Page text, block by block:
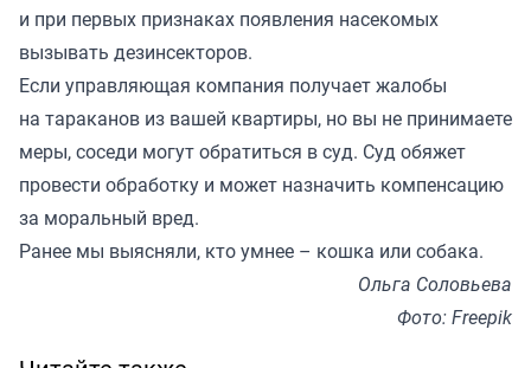
и при первых признаках появления насекомых
вызывать дезинсекторов.
Если управляющая компания получает жалобы
на тараканов из вашей квартиры, но вы не принимаете
меры, соседи могут обратиться в суд. Суд обяжет
провести обработку и может назначить компенсацию
за моральный вред.
Ранее мы выясняли, кто умнее – кошка или собака.
Ольга Соловьева
Фото: Freepik